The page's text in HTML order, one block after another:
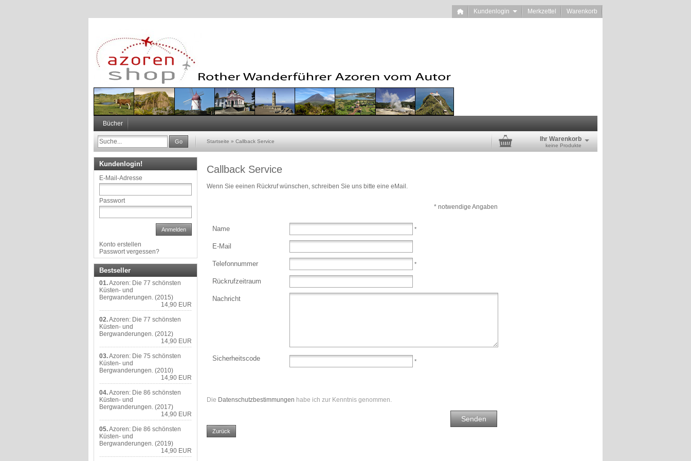
Kundenlogin Merkzettel Warenkorb
Bücher
Go Startseite » Callback Service Ihr Warenkorb
keine Produkte
Callback Service
Wenn Sie eeinen Rückruf wünschen, schreiben Sie uns bitte eine eMail.
* notwendige Angaben
Name *
E-Mail
Telefonnummer *
Rückrufzeitraum
Nachricht
Sicherheitscode *
Die Datenschutzbestimmungen habe ich zur Kenntnis genommen.
Senden
Zurück
Kundenlogin!
E-Mail-Adresse
Passwort
Anmelden
Konto erstellen
Passwort vergessen?
Bestseller
01.Azoren: Die 77 schönsten
Küsten- und
Bergwanderungen. (2015)
14,90 EUR
02.Azoren: Die 77 schönsten
Küsten- und
Bergwanderungen. (2012)
14,90 EUR
03.Azoren: Die 75 schönsten
Küsten- und
Bergwanderungen. (2010)
14,90 EUR
04.Azoren: Die 86 schönsten
Küsten- und
Bergwanderungen. (2017)
14,90 EUR
05.Azoren: Die 86 schönsten
Küsten- und
Bergwanderungen. (2019)
14,90 EUR